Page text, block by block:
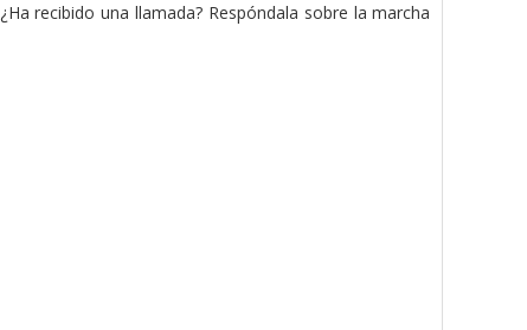
recibido una llamada? Respóndala sobre la marcha